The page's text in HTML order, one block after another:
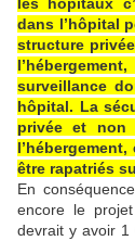
dans l’hôpital
structure
surveillance
hôpital. La
privée et non
être rapatriés
En
encore le
devrait y avoir 1